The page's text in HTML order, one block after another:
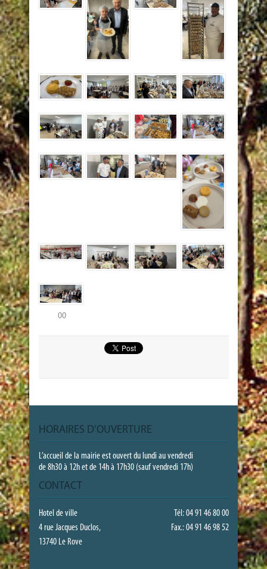
00
HORAIRES D’OUVERTURE
L’accueil de la mairie est ouvert du lundi au vendredi
de 8h30 à 12h et de 14h à 17h30 (sauf vendredi 17h)
CONTACT
Hotel de ville
Tél: 04 91 46 80 00
4 rue Jacques Duclos,
Fax.: 04 91 46 98 52
13740 Le Rove